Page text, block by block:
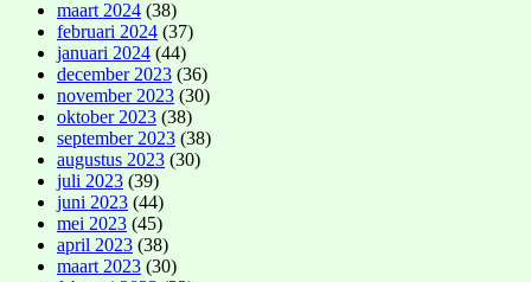
maart 2024 (38)
februari 2024 (37)
januari 2024 (44)
december 2023 (36)
november 2023 (30)
oktober 2023 (38)
september 2023 (38)
augustus 2023 (30)
juli 2023 (39)
juni 2023 (44)
mei 2023 (45)
april 2023 (38)
maart 2023 (30)